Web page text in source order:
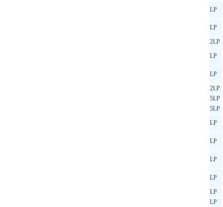
LP
LP
2LP
LP
LP
2LP
5LP
5LP
LP
LP
LP
LP
LP
LP